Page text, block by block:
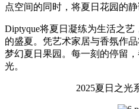
点空间的同时，将夏日花园的静
Diptyque将夏日凝练为生活之
的盛夏。凭艺术家居与香氛作
梦幻夏日果园。每一刻的停留
光。
2025夏日之光